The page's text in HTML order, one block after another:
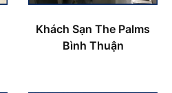
Khách Sạn The Palms
Bình Thuận